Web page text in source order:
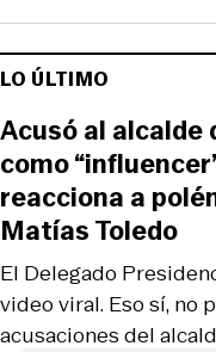
LO ÚLTIMO
El Delegado
video viral. Eso sí, no
acusaciones del
Acusó al alcalde
como
reacciona a
Matías Toledo